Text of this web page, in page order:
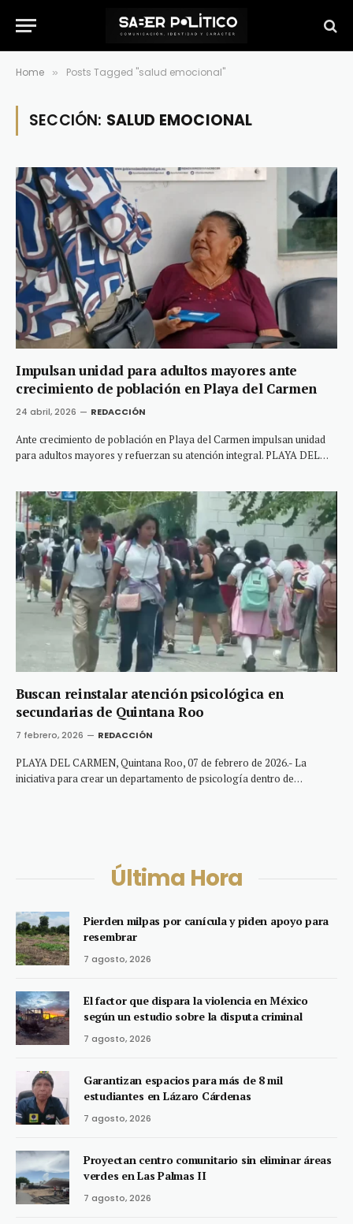
Home » Posts Tagged "salud emocional"
SECCIÓN: SALUD EMOCIONAL
Impulsan unidad para adultos mayores ante
crecimiento de población en Playa del Carmen
24 abril, 2026 REDACCIÓN
Ante crecimiento de población en Playa del Carmen impulsan unidad
para adultos mayores y refuerzan su atención integral. PLAYA DEL…
Buscan reinstalar atención psicológica en
secundarias de Quintana Roo
7 febrero, 2026 REDACCIÓN
PLAYA DEL CARMEN, Quintana Roo, 07 de febrero de 2026.- La
iniciativa para crear un departamento de psicología dentro de…
Última Hora
Pierden milpas por canícula y piden apoyo para
resembrar
7 agosto, 2026
El factor que dispara la violencia en México
según un estudio sobre la disputa criminal
7 agosto, 2026
Garantizan espacios para más de 8 mil
estudiantes en Lázaro Cárdenas
7 agosto, 2026
Proyectan centro comunitario sin eliminar áreas
verdes en Las Palmas II
7 agosto, 2026